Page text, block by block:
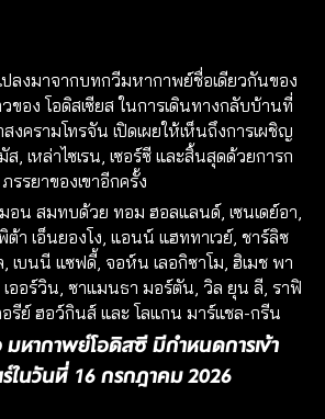
ลงมาจากบทกวีมหากาพย์ชื่อเดียวกันของ
วของ โอดิสเซียส​ ในการเดินทางกลับบ้านที่
ครามโทรจัน เปิดเผยให้เห็นถึงการเผชิญ
, เหล่าไซเรน, เซอร์ซี และสิ้นสุดด้วยการก
รรยาของเขาอีกครั้ง
อน สมทบด้วย ทอม ฮอลแลนด์, เซนเดย์อา,
า เอ็นยองโง, แอนน์ แฮททาเวย์, ชาร์ลิซ
เบนนี แซฟดี้, จอห์น เลอกิซาโม, ฮิเมช พา
เออร์วิน, ซาแมนธา มอร์ตัน, วิล ยุน ลี, ราฟิ
รีย์ ฮอว์กินส์ และ โลแกน มาร์แชล-กรีน
มหากาพย์โอดิสซี มีกำหนดการเข้า
ในวันที่ 16 กรกฎาคม 2026